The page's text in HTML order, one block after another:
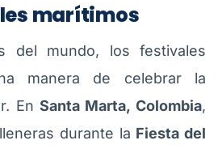
marítimos
del mundo, los festivales
manera de celebrar la
En Santa Marta, Colombia,
durante la Fiesta del